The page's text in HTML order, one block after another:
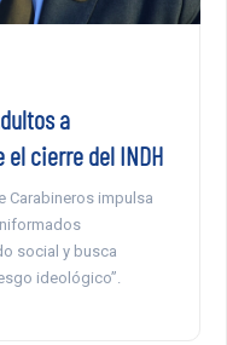
a
el cierre del INDH
Carabineros impulsa
social y busca
ideológico”.